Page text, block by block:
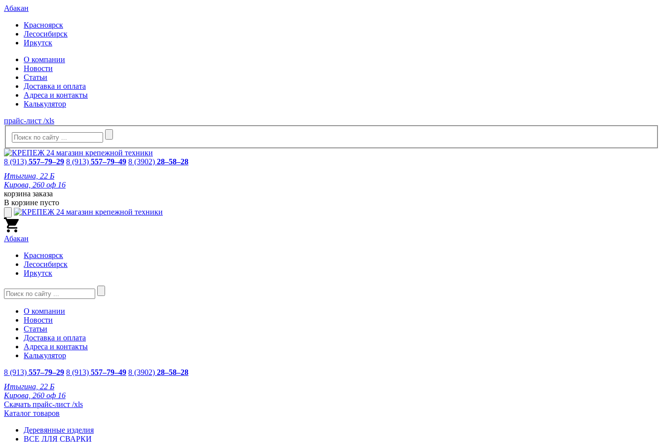
Абакан
Красноярск
Лесосибирск
Иркутск
О компании
Новости
Статьи
Доставка и оплата
Адреса и контакты
Калькулятор
прайс-лист /xls
8 (913) 557–79–29 8 (913) 557–79–49 8 (3902) 28–58–28
Итыгина, 22 Б
Кирова, 260 оф 16
корзина заказа
В корзине пусто
Абакан
Красноярск
Лесосибирск
Иркутск
О компании
Новости
Статьи
Доставка и оплата
Адреса и контакты
Калькулятор
8 (913) 557–79–29 8 (913) 557–79–49 8 (3902) 28–58–28
Итыгина, 22 Б
Кирова, 260 оф 16
Скачать прайс-лист /xls
Каталог товаров
Деревянные изделия
ВСЕ ДЛЯ СВАРКИ